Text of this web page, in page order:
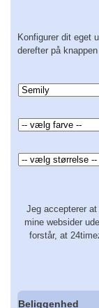
Konfigurer dit eget
derefter på
Jeg accepterer
mine websider
forstår, at
Beliggenhed